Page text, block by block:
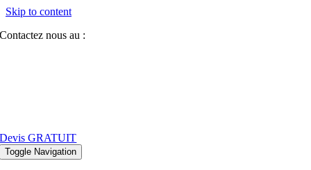
Skip to content
Contactez nous au :
Devis GRATUIT
Toggle Navigation